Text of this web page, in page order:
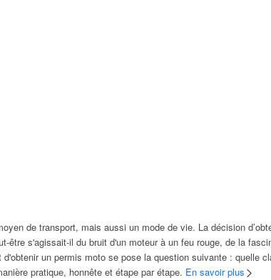
de transport, mais aussi un mode de vie. La décision
être s'agissait-il du bruit d'un moteur à un feu rouge, de la
un permis moto se pose la question suivante : quelle
pratique, honnête et étape par étape. En savoir plus